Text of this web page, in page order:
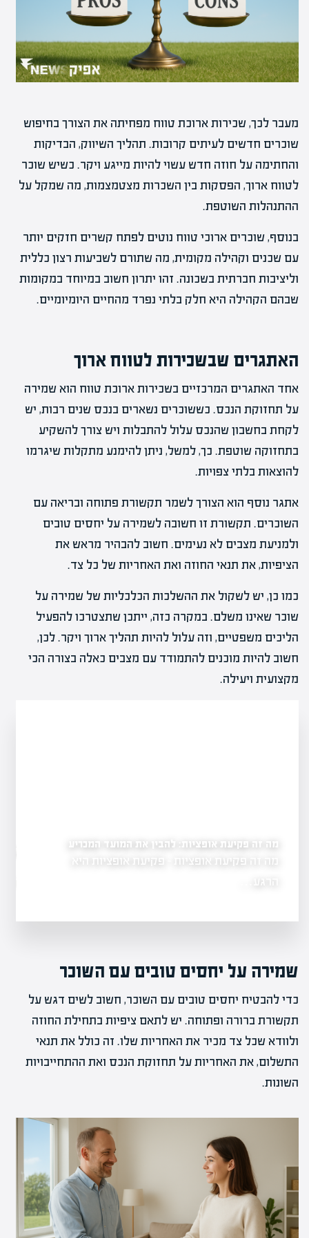
מעבר לכך, שכירות ארוכת טווח מפחיתה את הצורך בחיפוש
שוכרים חדשים לעיתים קרובות. תהליך השיווק, הבדיקות
והחתימה על חוזה חדש עשוי להיות מייגע ויקר. כשיש שוכר
לטווח ארוך, הפסקות בין השכרות מצטמצמות, מה שמקל על
ההתנהלות השוטפת.
בנוסף, שוכרים ארוכי טווח נוטים לפתח קשרים חזקים יותר
עם שכנים וקהילה מקומית, מה שתורם לשביעות רצון כללית
וליציבות חברתית בשכונה. זהו יתרון חשוב במיוחד במקומות
שבהם הקהילה היא חלק בלתי נפרד מהחיים היומיומיים.
האתגרים שבשכירות לטווח ארוך
אחד האתגרים המרכזיים בשכירות ארוכת טווח הוא שמירה
על תחזוקת הנכס. כששוכרים נשארים בנכס שנים רבות, יש
לקחת בחשבון שהנכס עלול להתבלות ויש צורך להשקיע
בתחזוקה שוטפת. כך, למשל, ניתן להימנע מתקלות שיגרמו
להוצאות בלתי צפויות.
אתגר נוסף הוא הצורך לשמר תקשורת פתוחה ובריאה עם
השוכרים. תקשורת זו חשובה לשמירה על יחסים טובים
ולמניעת מצבים לא נעימים. חשוב להבהיר מראש את
הציפיות, את תנאי החוזה ואת האחריות של כל צד.
כמו כן, יש לשקול את ההשלכות הכלכליות של שמירה על
שוכר שאינו משלם. במקרה כזה, ייתכן שתצטרכו להפעיל
הליכים משפטיים, וזה עלול להיות תהליך ארוך ויקר. לכן,
חשוב להיות מוכנים להתמודד עם מצבים כאלה בצורה הכי
מקצועית ויעילה.
המהווה
מה זה פקיעת אופציות: להבין את המועד המכריע
מה זה פקיעת אופציות - פקיעת אופציות היא
מה זה אופציות בשוק
שמירה על יחסים טובים עם השוכר
כדי להבטיח יחסים טובים עם השוכר, חשוב לשים דגש על
תקשורת ברורה ופתוחה. יש לתאם ציפיות בתחילת החוזה
ולוודא שכל צד מכיר את האחריות שלו. זה כולל את תנאי
התשלום, את האחריות על תחזוקת הנכס ואת ההתחייבויות
השונות.